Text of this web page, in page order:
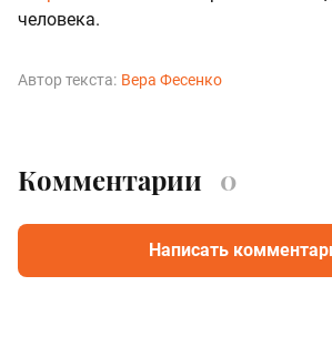
человека.
Автор текста: Вера Фесенко
Комментарии 0
Написать